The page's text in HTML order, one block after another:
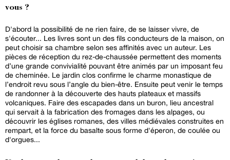
vous ?
D'abord la possibilité de ne rien faire, de se laisser vivre, de
s'écouter... Les livres sont un des fils conducteurs de la maison, on
peut choisir sa chambre selon ses affinités avec un auteur. Les
pièces de réception du rez-de-chaussée permettent des moments
d’une grande convivialité pouvant être animés par un imposant feu
de cheminée. Le jardin clos confirme le charme monastique de
l’endroit revu sous l’angle du bien-être. Ensuite peut venir le temps
de randonner à la découverte des hauts plateaux et massifs
volcaniques. Faire des escapades dans un buron, lieu ancestral
qui servait à la fabrication des fromages dans les alpages, ou
découvrir les églises romanes, des villes médiévales construites en
rempart, et la force du basalte sous forme d'éperon, de coulée ou
d'orgues...